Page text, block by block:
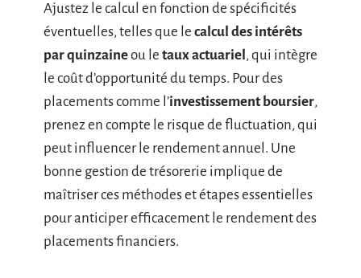
Ajustez le calcul en fonction de spécificités
éventuelles, telles que le calcul des intérêts
par quinzaineou le taux actuariel, qui intègre
le coût d’opportunité du temps. Pour des
placements comme l’investissement boursier,
prenez en compte le risque de fluctuation, qui
peut influencer le rendement annuel. Une
bonne gestion de trésorerie implique de
maîtriser ces méthodes et étapes essentielles
pour anticiper efficacement le rendement des
placements financiers.